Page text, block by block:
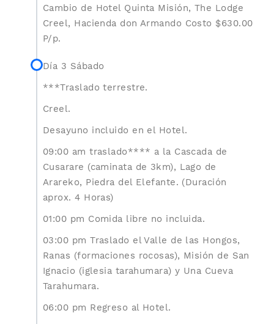
Cambio de Hotel Quinta Misión, The Lodge
Creel, Hacienda don Armando Costo $630.00
P/p.
Día 3 Sábado
***Traslado terrestre.
Creel.
Desayuno incluido en el Hotel.
09:00 am traslado**** a la Cascada de
Cusarare (caminata de 3km), Lago de
Arareko, Piedra del Elefante. (Duración
aprox. 4 Horas)
01:00 pm Comida libre no incluida.
03:00 pm Traslado el Valle de las Hongos,
Ranas (formaciones rocosas), Misión de San
Ignacio (iglesia tarahumara) y Una Cueva
Tarahumara.
06:00 pm Regreso al Hotel.